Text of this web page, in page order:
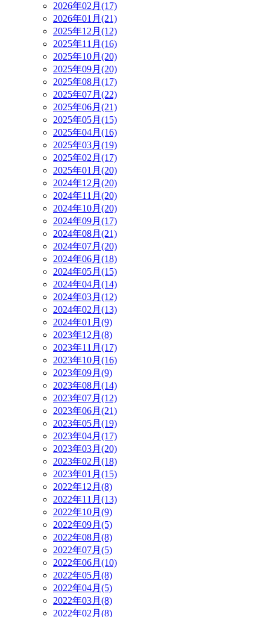
2026年02月(17)
2026年01月(21)
2025年12月(12)
2025年11月(16)
2025年10月(20)
2025年09月(20)
2025年08月(17)
2025年07月(22)
2025年06月(21)
2025年05月(15)
2025年04月(16)
2025年03月(19)
2025年02月(17)
2025年01月(20)
2024年12月(20)
2024年11月(20)
2024年10月(20)
2024年09月(17)
2024年08月(21)
2024年07月(20)
2024年06月(18)
2024年05月(15)
2024年04月(14)
2024年03月(12)
2024年02月(13)
2024年01月(9)
2023年12月(8)
2023年11月(17)
2023年10月(16)
2023年09月(9)
2023年08月(14)
2023年07月(12)
2023年06月(21)
2023年05月(19)
2023年04月(17)
2023年03月(20)
2023年02月(18)
2023年01月(15)
2022年12月(8)
2022年11月(13)
2022年10月(9)
2022年09月(5)
2022年08月(8)
2022年07月(5)
2022年06月(10)
2022年05月(8)
2022年04月(5)
2022年03月(8)
2022年02月(8)